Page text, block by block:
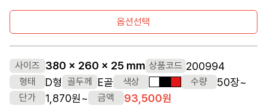
옵션선택
사이즈 380 x 260 x 25 mm 상품코드 200994
형태 D형 골두께 E골 색상 흰색검정색빨간색수량 50장~
단가 1,870원~ 금액 93,500원